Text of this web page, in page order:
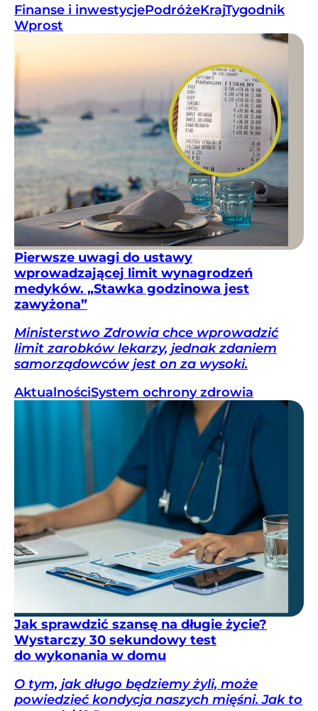
Finanse i inwestycjePodróżeKrajTygodnik
Wprost
Pierwsze uwagi do ustawy
wprowadzającej limit wynagrodzeń
medyków. „Stawka godzinowa jest
zawyżona”
Ministerstwo Zdrowia chce wprowadzić
limit zarobków lekarzy, jednak zdaniem
samorządowców jest on za wysoki.
AktualnościSystem ochrony zdrowia
Jak sprawdzić szansę na długie życie?
Wystarczy 30 sekundowy test
do wykonania w domu
O tym, jak długo będziemy żyli, może
powiedzieć kondycja naszych mięśni. Jak to